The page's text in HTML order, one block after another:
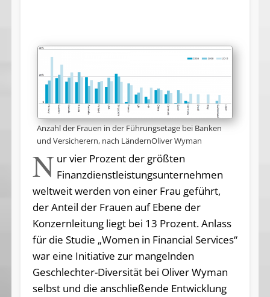
Anzahl der Frauen in der Führungsetage bei Banken
und Versicherern, nach LändernOliver Wyman
N ur vier Prozent der größten
Finanzdienstleistungsunternehmen
weltweit werden von einer Frau geführt,
der Anteil der Frauen auf Ebene der
Konzernleitung liegt bei 13 Prozent. Anlass
für die Studie „Women in Financial Services“
war eine Initiative zur mangelnden
Geschlechter-Diversität bei Oliver Wyman
selbst und die anschließende Entwicklung